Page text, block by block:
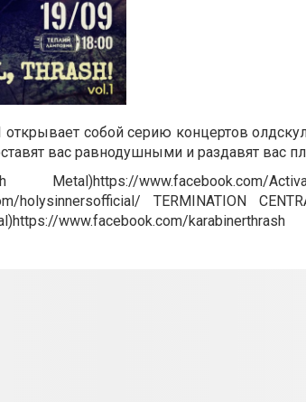
открывает собой серию концертов
вас равнодушными и раздавят вас
Metal)https://
holysinnersofficial/ TERMINATION
www.facebook.com/karabinerthrash